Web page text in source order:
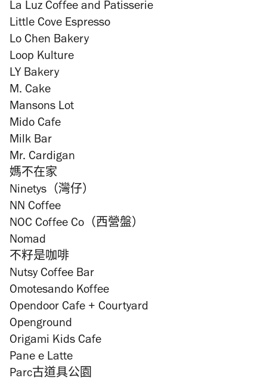
La Luz Coffee and Patisserie
Little Cove Espresso
Lo Chen Bakery
Loop Kulture
LY Bakery
M. Cake
Mansons Lot
Mido Cafe
Milk Bar
Mr. Cardigan
媽不在家
Ninetys（灣仔）
NN Coffee
NOC Coffee Co（西營盤）
Nomad
不籽是咖啡
Nutsy Coffee Bar
Omotesando Koffee
Opendoor Cafe + Courtyard
Openground
Origami Kids Cafe
Pane e Latte
Parc古道具公園